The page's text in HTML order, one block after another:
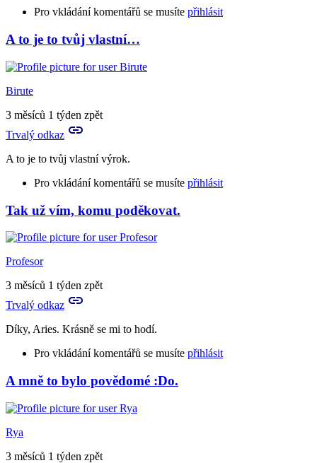
Pro vkládání komentářů se musíte přihlásit
A to je to tvůj vlastní…
Birute
3 měsíců 1 týden zpět
Trvalý odkaz
A to je to tvůj vlastní výrok.
Pro vkládání komentářů se musíte přihlásit
In
reply
to
Já
prosím
hlásím,
nechápu
Aries
Tak už vím, komu poděkovat.
Profesor
3 měsíců 1 týden zpět
Trvalý odkaz
Díky, Aries. Krásně se mi to hodí.
Pro vkládání komentářů se musíte přihlásit
In
reply
to
A
to
je
A mně to bylo povědomé :Do.
Rya
3 měsíců 1 týden zpět